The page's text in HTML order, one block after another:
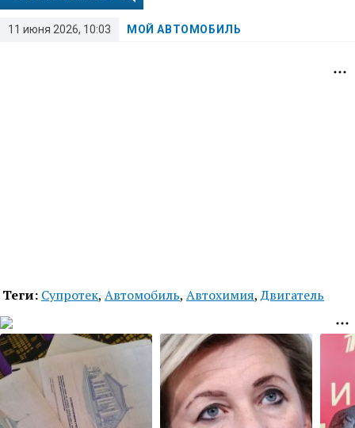
11 июня 2026, 10:03 МОЙ АВТОМОБИЛЬ
Теги: Супротек, Автомобиль, Автохимия,Двигатель